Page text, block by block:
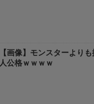
【画像】モンスターより
人公格ｗｗｗｗ